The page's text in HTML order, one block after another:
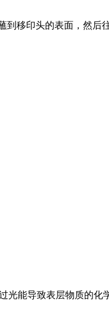
移印头的表面，然后
能导致表层物质的化